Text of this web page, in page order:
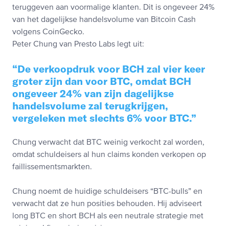
teruggeven aan voormalige klanten. Dit is ongeveer 24%
van het dagelijkse handelsvolume van Bitcoin Cash
volgens CoinGecko.
Peter Chung van Presto Labs legt uit:
De verkoopdruk voor BCH zal vier keer
groter zijn dan voor BTC, omdat BCH
ongeveer 24% van zijn dagelijkse
handelsvolume zal terugkrijgen,
vergeleken met slechts 6% voor BTC.
Chung verwacht dat BTC weinig verkocht zal worden,
omdat schuldeisers al hun claims konden verkopen op
faillissementsmarkten.
Chung noemt de huidige schuldeisers “BTC-bulls” en
verwacht dat ze hun posities behouden. Hij adviseert
long BTC en short BCH als een neutrale strategie met